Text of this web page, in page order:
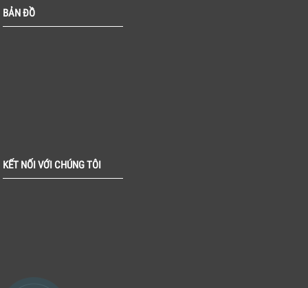
BẢN ĐỒ
KẾT NỐI VỚI CHÚNG TÔI